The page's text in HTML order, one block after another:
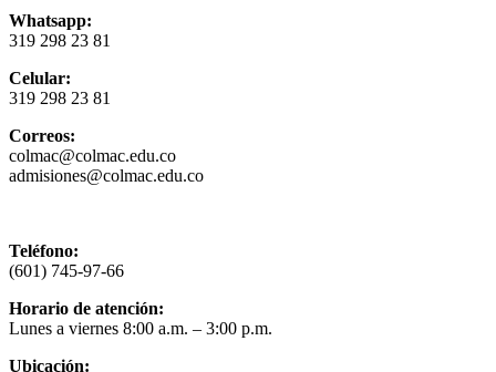
Whatsapp:
319 298 23 81
Celular:
319 298 23 81
Correos:
colmac@colmac.edu.co
admisiones@colmac.edu.co
Teléfono:
(601) 745-97-66
Horario de atención:
Lunes a viernes 8:00 a.m. – 3:00 p.m.
Ubicación: